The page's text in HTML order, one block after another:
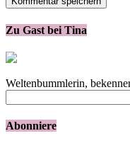
Zu Gast bei Tina
Weltenbummlerin,
Abonniere